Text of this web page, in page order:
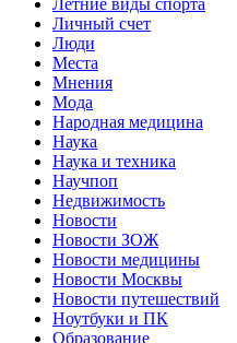
Летние виды спорта
Личный счет
Люди
Места
Мнения
Мода
Народная медицина
Наука
Наука и техника
Научпоп
Недвижимость
Новости
Новости ЗОЖ
Новости медицины
Новости Москвы
Новости путешествий
Ноутбуки и ПК
Образование